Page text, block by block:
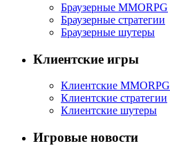
Браузерные MMORPG
Браузерные стратегии
Браузерные шутеры
Клиентские игры
Клиентские MMORPG
Клиентские стратегии
Клиентские шутеры
Игровые новости